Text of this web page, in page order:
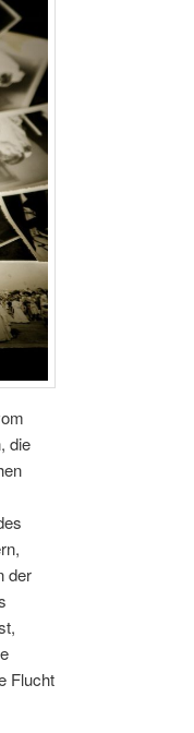
die
der
Flucht